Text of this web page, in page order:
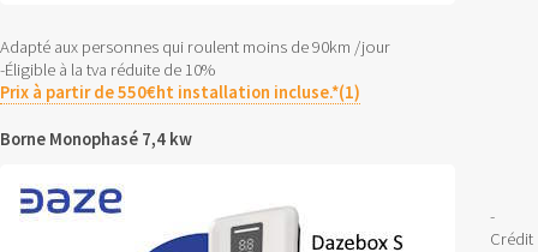
Adapté aux personnes qui roulent moins de 90km /jour
-Éligible à la tva réduite de 10%
Prix à partir de 550€ht installation incluse.*(1)
Borne Monophasé 7,4 kw
-
Crédit